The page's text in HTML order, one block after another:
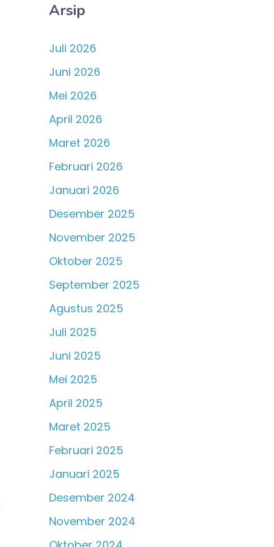
Arsip
Juli 2026
Juni 2026
Mei 2026
April 2026
Maret 2026
Februari 2026
Januari 2026
Desember 2025
November 2025
Oktober 2025
September 2025
Agustus 2025
Juli 2025
Juni 2025
Mei 2025
April 2025
Maret 2025
Februari 2025
Januari 2025
Desember 2024
November 2024